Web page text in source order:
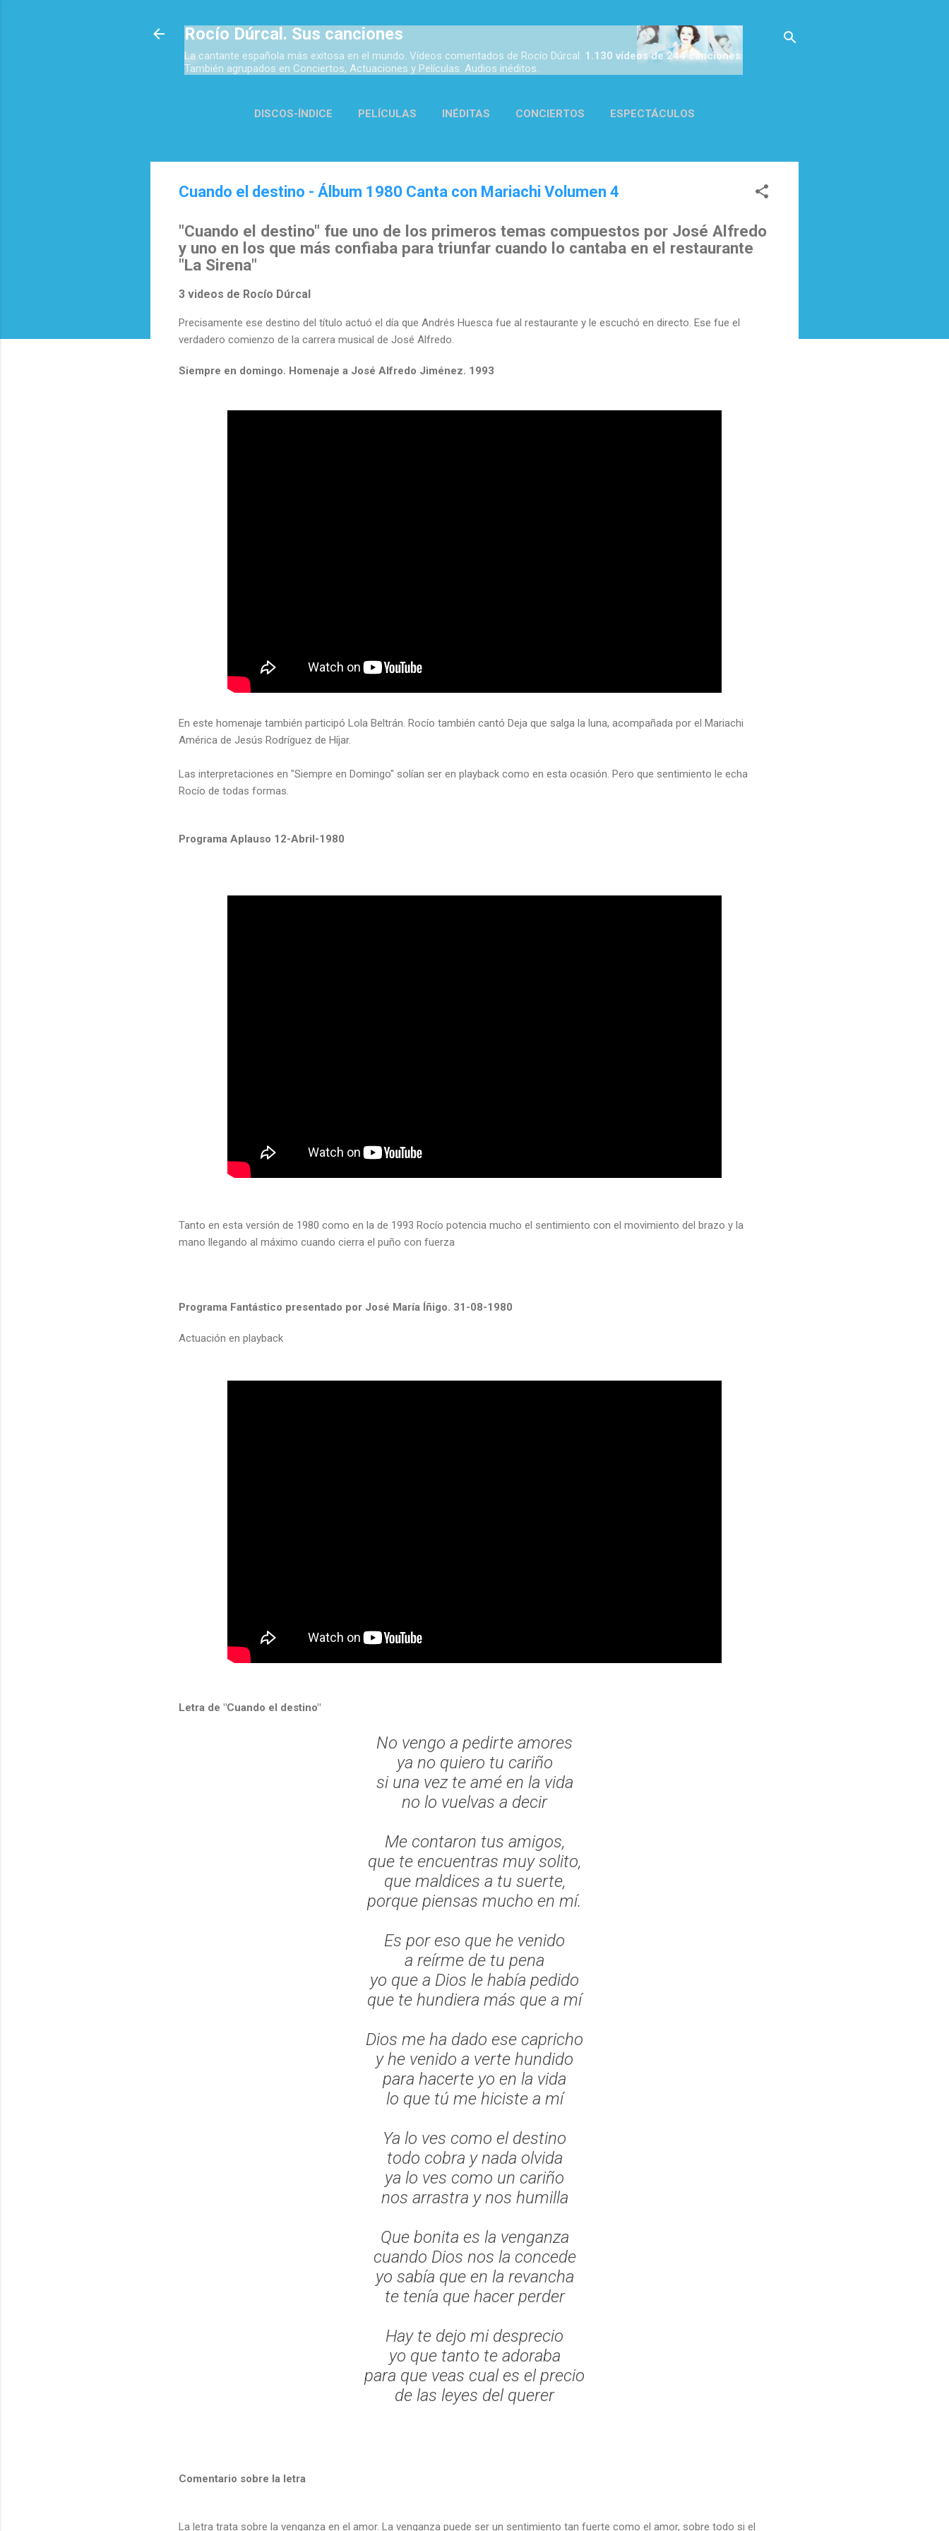
Rocío Dúrcal. Sus canciones
La cantante española más exitosa en el mundo. Vídeos comentados de Rocío Dúrcal. 1.130 vídeos de 244 canciones.
También agrupados en Conciertos, Actuaciones y Películas. Audios inéditos.
DISCOS-ÍNDICE PELÍCULAS INÉDITAS CONCIERTOS ESPECTÁCULOS
Cuando el destino - Álbum 1980 Canta con Mariachi Volumen 4
"Cuando el destino" fue uno de los primeros temas compuestos por José Alfredo
y uno en los que más confiaba para triunfar cuando lo cantaba en el restaurante
"La Sirena"
3 videos de Rocío Dúrcal
Precisamente ese destino del título actuó el día que Andrés Huesca fue al restaurante y le escuchó en directo. Ese fue el
verdadero comienzo de la carrera musical de José Alfredo.
Siempre en domingo. Homenaje a José Alfredo Jiménez. 1993
En este homenaje también participó Lola Beltrán. Rocío también cantó Deja que salga la luna, acompañada por el Mariachi
América de Jesús Rodríguez de Híjar.
Las interpretaciones en "Siempre en Domingo" solían ser en playback como en esta ocasión. Pero que sentimiento le echa
Rocío de todas formas.
Programa Aplauso 12-Abril-1980
Tanto en esta versión de 1980 como en la de 1993 Rocío potencia mucho el sentimiento con el movimiento del brazo y la
mano llegando al máximo cuando cierra el puño con fuerza
Programa Fantástico presentado por José María Íñigo. 31-08-1980
Actuación en playback
Letra de "Cuando el destino"
No vengo a pedirte amores
ya no quiero tu cariño
si una vez te amé en la vida
no lo vuelvas a decir
Me contaron tus amigos,
que te encuentras muy solito,
que maldices a tu suerte,
porque piensas mucho en mí.
Es por eso que he venido
a reírme de tu pena
yo que a Dios le había pedido
que te hundiera más que a mí
Dios me ha dado ese capricho
y he venido a verte hundido
para hacerte yo en la vida
lo que tú me hiciste a mí
Ya lo ves como el destino
todo cobra y nada olvida
ya lo ves como un cariño
nos arrastra y nos humilla
Que bonita es la venganza
cuando Dios nos la concede
yo sabía que en la revancha
te tenía que hacer perder
Hay te dejo mi desprecio
yo que tanto te adoraba
para que veas cual es el precio
de las leyes del querer
Comentario sobre la letra
La letra trata sobre la venganza en el amor. La venganza puede ser un sentimiento tan fuerte como el amor, sobre todo si el